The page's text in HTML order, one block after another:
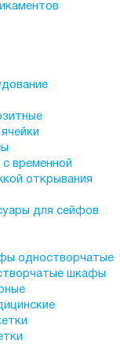
временной
открывания
для сейфов
одностворчатые
шкафы